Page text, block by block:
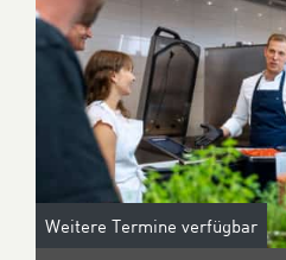
Weitere Termine verfügbar